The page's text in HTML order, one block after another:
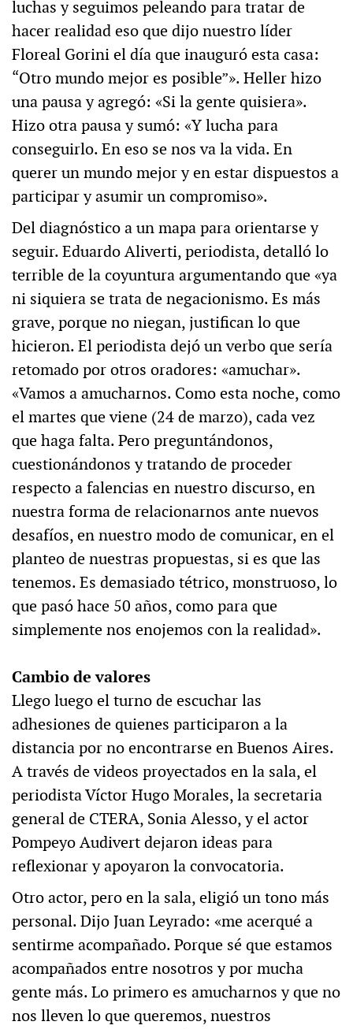
luchas y seguimos peleando para tratar de
hacer realidad eso que dijo nuestro líder
Floreal Gorini el día que inauguró esta casa:
“Otro mundo mejor es posible”». Heller hizo
una pausa y agregó: «Si la gente quisiera».
Hizo otra pausa y sumó: «Y lucha para
conseguirlo. En eso se nos va la vida. En
querer un mundo mejor y en estar dispuestos a
participar y asumir un compromiso».
Del diagnóstico a un mapa para orientarse y
seguir. Eduardo Aliverti, periodista, detalló lo
terrible de la coyuntura argumentando que «ya
ni siquiera se trata de negacionismo. Es más
grave, porque no niegan, justifican lo que
hicieron. El periodista dejó un verbo que sería
retomado por otros oradores: «amuchar».
«Vamos a amucharnos. Como esta noche, como
el martes que viene (24 de marzo), cada vez
que haga falta. Pero preguntándonos,
cuestionándonos y tratando de proceder
respecto a falencias en nuestro discurso, en
nuestra forma de relacionarnos ante nuevos
desafíos, en nuestro modo de comunicar, en el
planteo de nuestras propuestas, si es que las
tenemos. Es demasiado tétrico, monstruoso, lo
que pasó hace 50 años, como para que
simplemente nos enojemos con la realidad».
Cambio de valores
Llego luego el turno de escuchar las
adhesiones de quienes participaron a la
distancia por no encontrarse en Buenos Aires.
A través de videos proyectados en la sala, el
periodista Víctor Hugo Morales, la secretaria
general de CTERA, Sonia Alesso, y el actor
Pompeyo Audivert dejaron ideas para
reflexionar y apoyaron la convocatoria.
Otro actor, pero en la sala, eligió un tono más
personal. Dijo Juan Leyrado: «me acerqué a
sentirme acompañado. Porque sé que estamos
acompañados entre nosotros y por mucha
gente más. Lo primero es amucharnos y que no
nos lleven lo que queremos, nuestros